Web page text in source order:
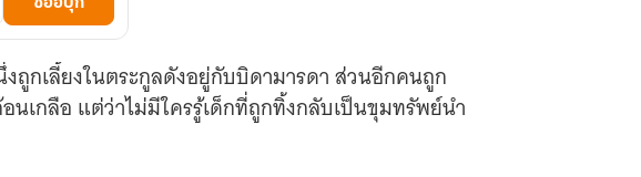
ถูกเลี้ยงในตระกูลดังอยู่กับบิดามารดา ส่วนอีกคนถูก
เกลือ แต่ว่าไม่มีใครรู้เด็กที่ถูกทิ้งกลับเป็นขุมทรัพย์นำ